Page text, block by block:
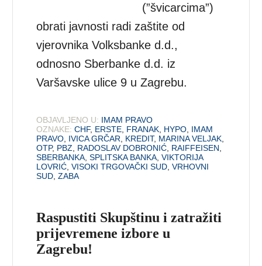
(”švicarcima”)
obrati javnosti radi zaštite od
vjerovnika Volksbanke d.d.,
odnosno Sberbanke d.d. iz
Varšavske ulice 9 u Zagrebu.
OBJAVLJENO U: IMAM PRAVO
OZNAKE: CHF, ERSTE FRANAK HYPO IMAM
PRAVO IVICA GRČAR KREDIT, MARINA VELJAK
OTP, PBZ RADOSLAV DOBRONIĆ RAIFFEISEN
SBERBANKA ,SPLITSKA BANKA ,VIKTORIJA
LOVRIĆ ,VISOKI TRGOVAČKI SUD ,VRHOVNI
SUD ,ZABA
Raspustiti Skupštinu i zatražiti
prijevremene izbore u
Zagrebu!